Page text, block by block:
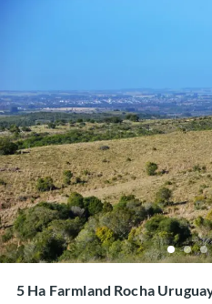
5 Ha Farmland Rocha